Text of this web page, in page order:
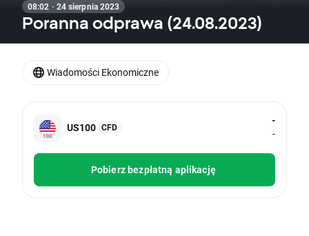
08:02 · 24 sierpnia 2023
Poranna odprawa (24.08.2023)
US100 CFD
-
-
Pobierz bezpłatną aplikację
Wiadomości Ekonomiczne